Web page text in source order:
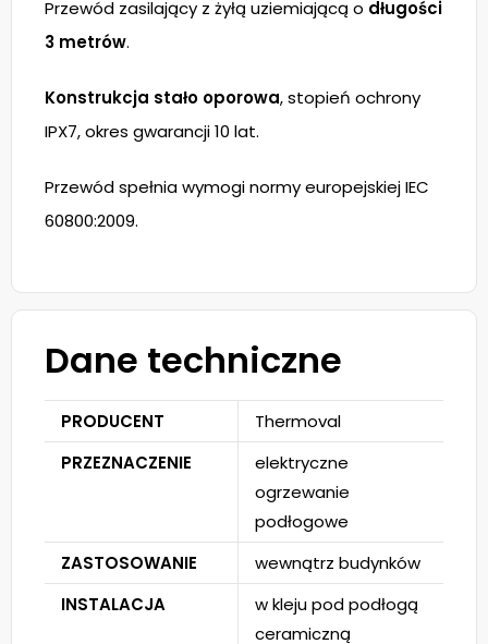
Przewód zasilający z żyłą uziemiającą o długości
3 metrów.
Konstrukcja stało oporowa, stopień ochrony
IPX7, okres gwarancji 10 lat.
Przewód spełnia wymogi normy europejskiej IEC
60800:2009.
Dane techniczne
PRODUCENT
Thermoval
PRZEZNACZENIE
elektryczne
ogrzewanie
podłogowe
ZASTOSOWANIE
wewnątrz budynków
INSTALACJA
w kleju pod podłogą
ceramiczną